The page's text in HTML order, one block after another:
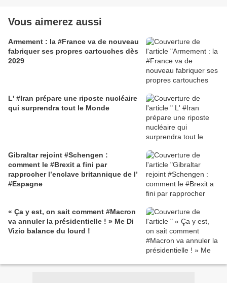
Vous aimerez aussi
Armement : la #France va de nouveau
fabriquer ses propres cartouches dès
2029
L' #Iran prépare une riposte nucléaire
qui surprendra tout le Monde
Gibraltar rejoint #Schengen :
comment le #Brexit a fini par
rapprocher l’enclave britannique de l’
#Espagne
« Ça y est, on sait comment #Macron
va annuler la présidentielle ! » Me Di
Vizio balance du lourd !